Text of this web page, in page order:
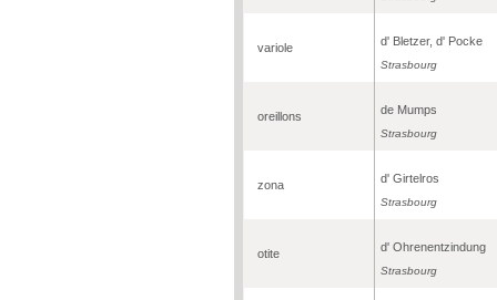
variole d' Bletzer, d' Pocke
Strasbourg
oreillons de Mumps
Strasbourg
zona d' Girtelros
Strasbourg
otite d' Ohrenentzindung
Strasbourg